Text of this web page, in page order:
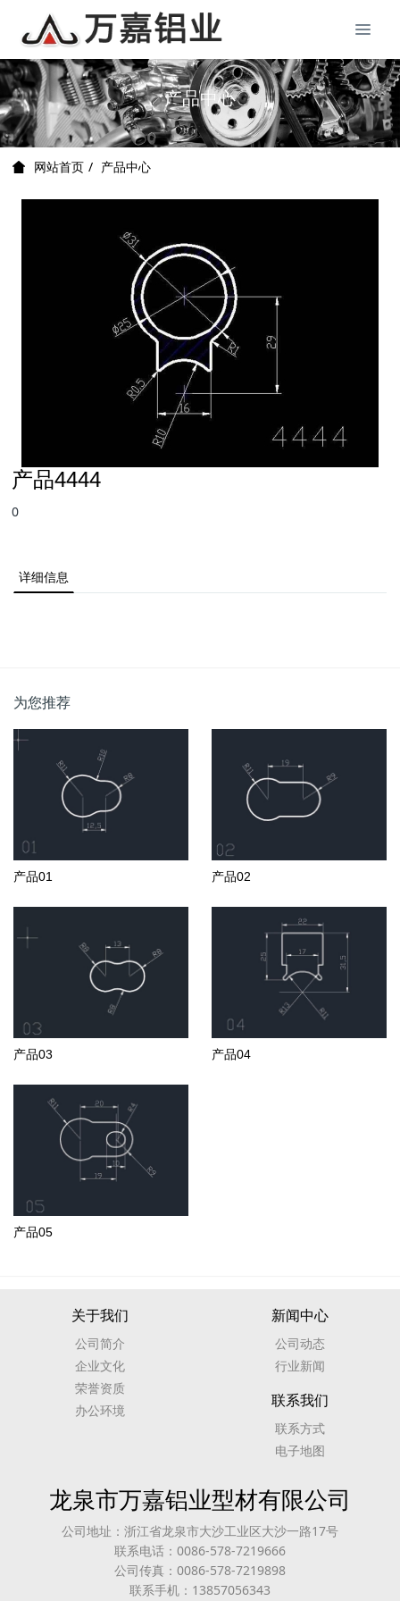
产品中心
网站首页 产品中心
产品4444
0
详细信息
为您推荐
产品01 产品02
产品03 产品04
产品05
关于我们
公司简介
企业文化
荣誉资质
办公环境
新闻中心
公司动态
行业新闻
联系我们
联系方式
电子地图
龙泉市万嘉铝业型材有限公司
公司地址：浙江省龙泉市大沙工业区大沙一路17号
联系电话：0086-578-7219666
公司传真：0086-578-7219898
联系手机：13857056343